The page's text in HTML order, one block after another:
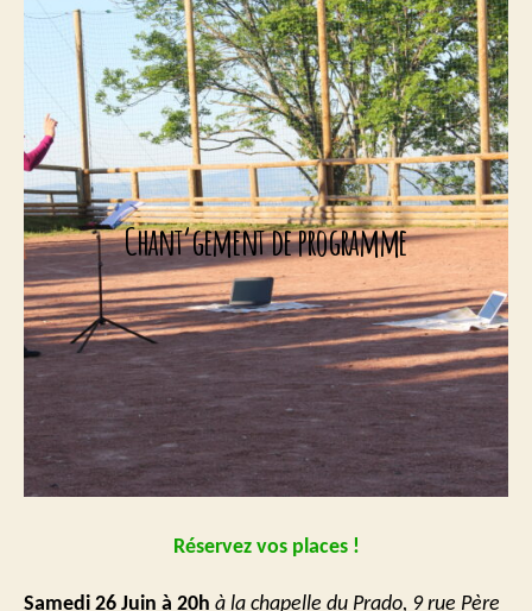
Chant’gement de programme
Réservez vos places !
Samedi 26 Juin à 20h à la chapelle du Prado, 9 rue Père